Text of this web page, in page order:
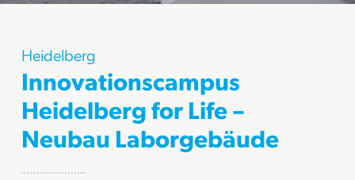
Heidelberg
Innovationscampus
Heidelberg for Life –
Neubau Laborgebäude